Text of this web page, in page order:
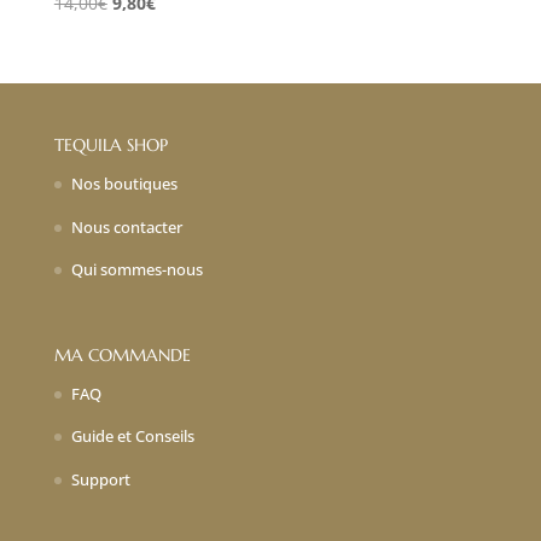
était :est :
TEQUILA SHOP
Nos boutiques
Nous contacter
Qui sommes-nous
MA COMMANDE
FAQ
Guide et Conseils
Support